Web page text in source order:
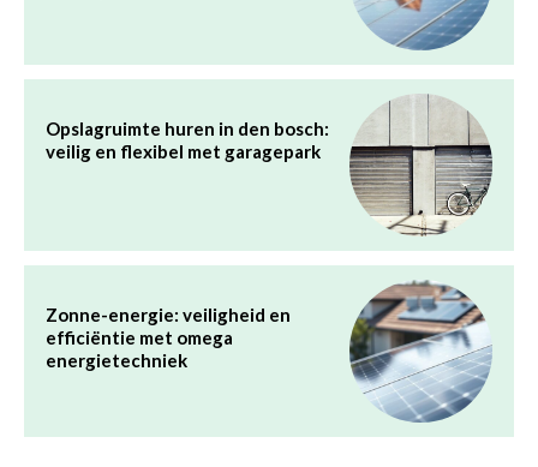
Opslagruimte huren in den bosch:
veilig en flexibel met garagepark
Zonne-energie: veiligheid en
efficiëntie met omega
energietechniek